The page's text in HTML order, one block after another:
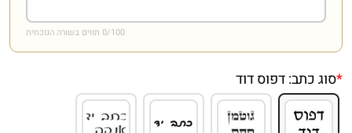
0/100 תווים בשורה הנוכחית
*סוג כתב:דפוס דוד